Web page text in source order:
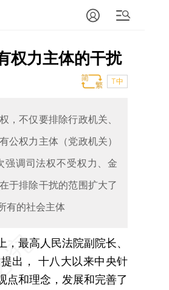
权力主体的干扰
T中
，不仅要排除行政机关、
公权力主体（党政机关）
强调司法权不受权力、金
于排除干扰的范围扩大了
有的社会主体
最高人民法院副院长、
出， 十八大以来中央针
点和理念，发展和完善了